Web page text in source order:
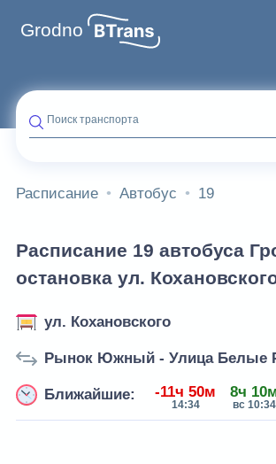
Grodno
Поиск транспорта
Расписание Автобус 19
Расписание 19 автобуса
остановка ул.
ул. Кохановского
Рынок Южный - Улица Белые
Ближайшие: -11ч 50м
14:34
8ч
вс 10:34